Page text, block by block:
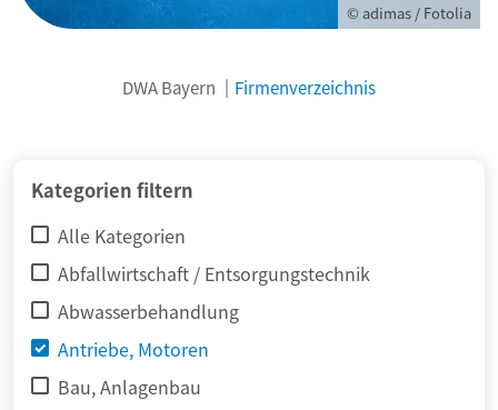
© adimas / Fotolia
DWA Bayern Firmenverzeichnis
Kategorien filtern
Alle Kategorien
Abfallwirtschaft / Entsorgungstechnik
Abwasserbehandlung
Antriebe, Motoren
Bau, Anlagenbau